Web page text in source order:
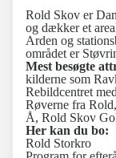
Rold Skov er
og dækker et
Arden og
området er
Mest besøgte
kilderne som
Rebildcentret
Røverne fra
Å, Rold Skov
Her kan du bo:
Rold Storkro